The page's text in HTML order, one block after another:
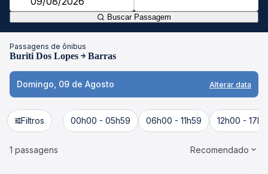
Buscar Passagem
Passagens de ônibus
Buriti Dos Lopes Barras
Domingo, 09 de Agosto Alterar data
Filtros 00h00 - 05h59 06h00 - 11h59 12h00 -
1 passagens Recomendado